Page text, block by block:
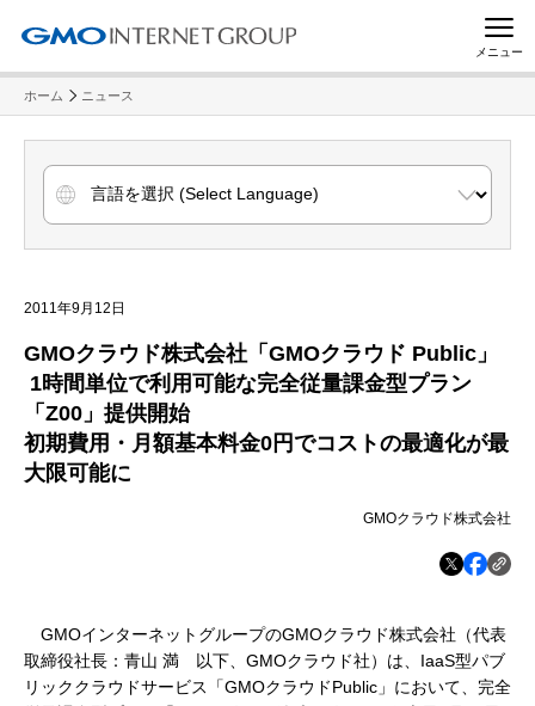
メニュー
ホーム ニュース
2011年9月12日
GMOクラウド株式会社「GMOクラウド Public」
1時間単位で利用可能な完全従量課金型プラン
「Z00」提供開始
初期費用・月額基本料金0円でコストの最適化が最
大限可能に
GMOクラウド株式会社
GMOインターネットグループのGMOクラウド株式会社（代表
取締役社長：青山 満 以下、GMOクラウド社）は、IaaS型パブ
リッククラウドサービス「GMOクラウドPublic」において、完全